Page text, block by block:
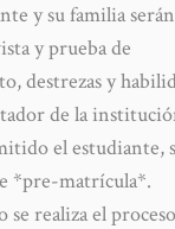
y su familia
y prueba de
destrezas y
de la
el estudiante,
*pre-matrícula*.
se realiza el